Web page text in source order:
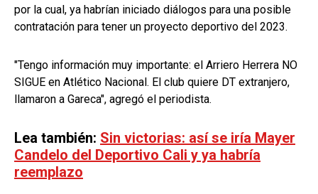
por la cual, ya habrían iniciado diálogos para una posible
contratación para tener un proyecto deportivo del 2023.
"Tengo información muy importante: el Arriero Herrera NO
SIGUE en Atlético Nacional. El club quiere DT extranjero,
llamaron a Gareca", agregó el periodista.
Lea también: Sin victorias: así se iría Mayer
Candelo del Deportivo Cali y ya habría
reemplazo